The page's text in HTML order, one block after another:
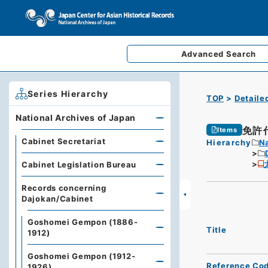
Advanced Search
TOP
Items 免許
Hierarchy
Title
Reference
Series Hierarchy
National Archives of Japan
Cabinet Secretariat
Cabinet Legislation Bureau
Records concerning
Dajokan/Cabinet
Goshomei Gempon (1886-
1912)
Goshomei Gempon (1912-